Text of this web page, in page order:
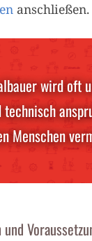
anschließen.
wird oft
Menschen